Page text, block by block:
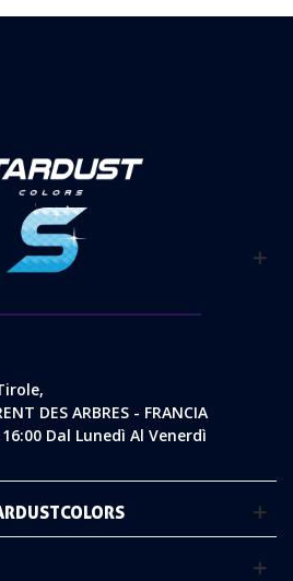
DES ARBRES - FRANCIA
Dal Lunedì Al Venerdì